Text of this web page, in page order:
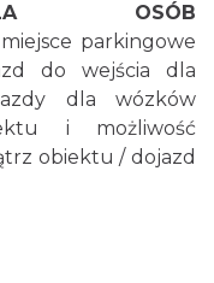
OSÓB
parkingowe
do wejścia dla
dla wózków
i możliwość
obiektu / dojazd